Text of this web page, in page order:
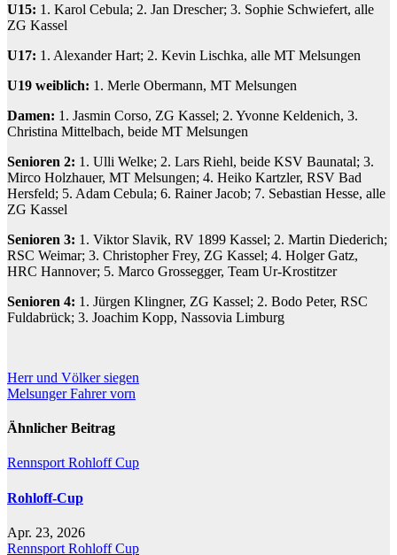
U15: 1. Karol Cebula; 2. Jan Drescher; 3. Sophie Schwiefert, alle
ZG Kassel
U17: 1. Alexander Hart; 2. Kevin Lischka, alle MT Melsungen
U19 weiblich: 1. Merle Obermann, MT Melsungen
Damen: 1. Jasmin Corso, ZG Kassel; 2. Yvonne Keldenich, 3.
Christina Mittelbach, beide MT Melsungen
Senioren 2: 1. Ulli Welke; 2. Lars Riehl, beide KSV Baunatal; 3.
Mirco Holzhauer, MT Melsungen; 4. Heiko Kartzler, RSV Bad
Hersfeld; 5. Adam Cebula; 6. Rainer Jacob; 7. Sebastian Hesse, alle
ZG Kassel
Senioren 3: 1. Viktor Slavik, RV 1899 Kassel; 2. Martin Diederich;
RSC Weimar; 3. Christopher Frey, ZG Kassel; 4. Holger Gatz,
HRC Hannover; 5. Marco Grossegger, Team Ur-Krostitzer
Senioren 4: 1. Jürgen Klingner, ZG Kassel; 2. Bodo Peter, RSC
Fuldabrück; 3. Joachim Kopp, Nassovia Limburg
Beitragsnavigation
Herr und Völker siegen
Melsunger Fahrer vorn
Ähnlicher Beitrag
RennsportRohloff Cup
Rohloff-Cup
Apr. 23, 2026
Rennsport Rohloff Cup